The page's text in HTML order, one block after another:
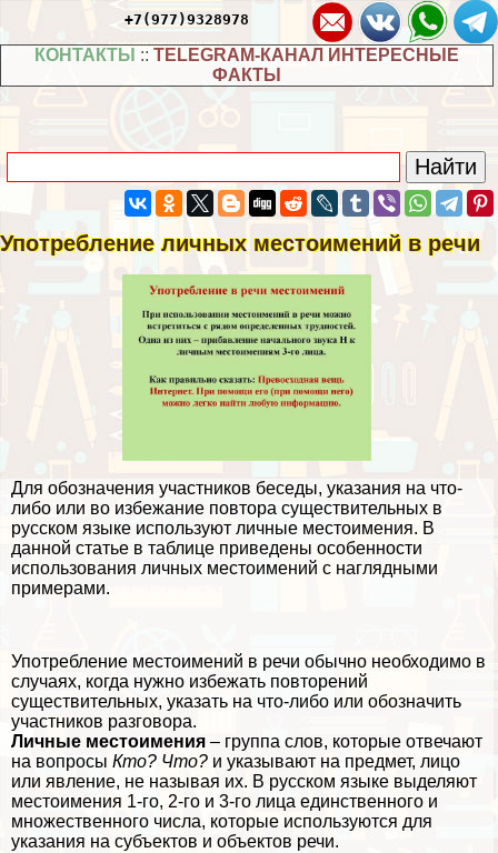
+7(977)9328978
КОНТАКТЫ :: TELEGRAM-КАНАЛ ИНТЕРЕСНЫЕ
ФАКТЫ
Употрeбление личных местоимений в речи
Для обозначения участников беседы, указания на что-
либо или во избежание повтора существительных в
русском языке используют личные местоимения. В
данной статье в таблице приведены особенности
использования личных местоимений с наглядными
примерами.
Употрeбление местоимений в речи обычно необходимо в
случаях, когда нужно избежать повторений
существительных, указать на что-либо или обозначить
участников разговора.
Личные местоимения – группа слов, которые отвечают
на вопросы Кто? Что? и указывают на предмет, лицо
или явление, не называя их. В русском языке выделяют
местоимения 1-го, 2-го и 3-го лица единственного и
множественного числа, которые используются для
указания на субъектов и объектов речи.